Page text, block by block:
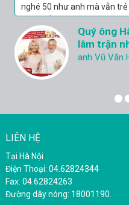
Ân hận vì
nghĩ
Chị N.N.K
LIÊN HỆ
Tại Hà Nội
Điện Thoại: 04.62824344
Fax: 04.62824263
Đường dây nóng: 18001190.